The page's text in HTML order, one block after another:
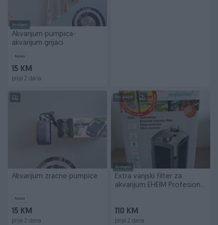
Dostupno
Akvarijum pumpica-
akvarijum grijaci
Novo
15 KM
prije 2 dana
Akvarijum zracne pumpice
Novo
15 KM
prije 2 dana
PIK SHOP
Dostupno
Extra vanjski filter za
akvarijum EHEIM Profesional
110 KM
prije 2 dana